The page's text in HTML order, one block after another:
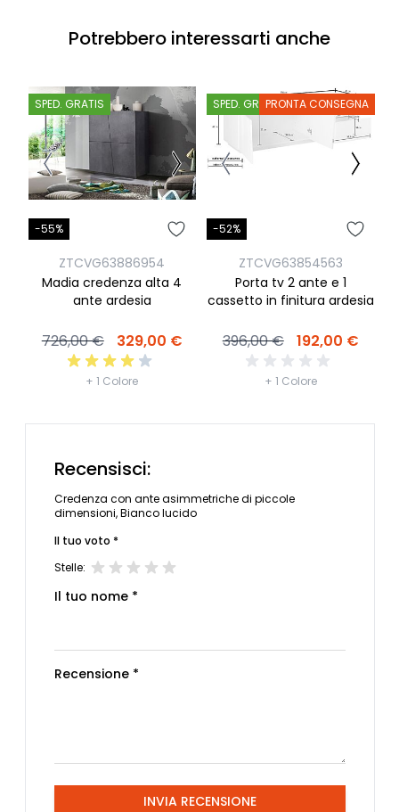
Potrebbero interessarti anche
SPED. GRATIS
-55%
ZTCVG63886954
Madia credenza alta 4
ante ardesia
726,00 € 329,00 €
+ 1 Colore
SPED. GRATISPRONTA CONSEGNA
-52%
ZTCVG63854563
Porta tv 2 ante e 1
cassetto in finitura ardesia
396,00 € 192,00 €
+ 1 Colore
Recensisci:
Credenza con ante asimmetriche di piccole
dimensioni, Bianco lucido
Il tuo voto *
Stelle:
Il tuo nome *
Recensione *
INVIA RECENSIONE